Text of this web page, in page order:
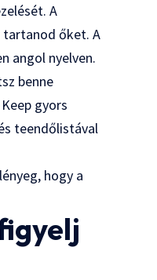
A
tartanod őket. A
angol nyelven.
benne
gyors
teendőlistával
hogy a